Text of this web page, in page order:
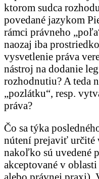
ktorom sudca
povedané jazykom
rámci právneho
naozaj iba
vysvetlenie práva
nástroj na dodanie
rozhodnutiu? A teda
„pozlátku“, resp.
práva?
Čo sa týka
nútení prejaviť určité
nakoľko sú uvedené
akceptované v